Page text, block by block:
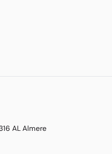
AL Almere